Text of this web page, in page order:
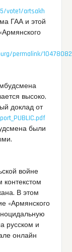
vote1/artsakh
ГАА и этой
permalink/
высоко,
доклад от
были
войне
В этом
«Армянского
русском и
онлайн